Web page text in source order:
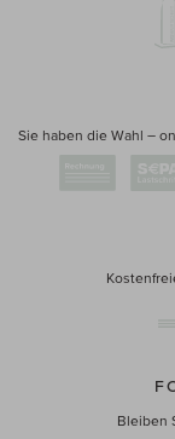
Sie haben die Wahl –
Bleiben